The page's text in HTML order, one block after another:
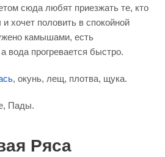
сюда любят приезжать те, кто
хочет половить в спокойной
камышами, есть
вода прогревается быстро.
, окунь, лещ, плотва, щука.
Пады.
Ряса